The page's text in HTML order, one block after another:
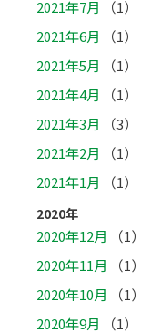
2021年7月
（1）
2021年6月
（1）
2021年5月
（1）
2021年4月
（1）
2021年3月
（3）
2021年2月
（1）
2021年1月
（1）
2020年
2020年12月
（1）
2020年11月
（1）
2020年10月
（1）
2020年9月
（1）